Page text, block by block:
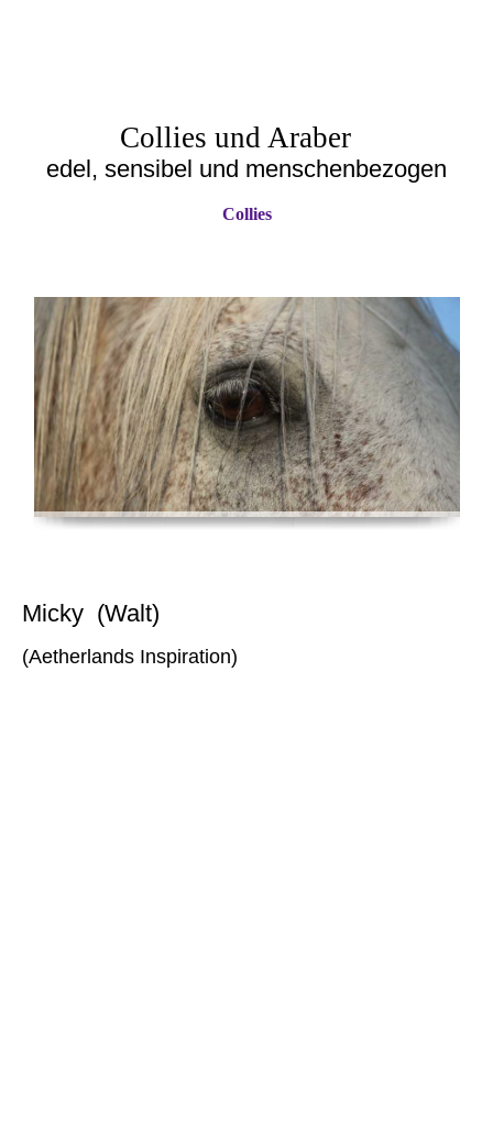
Collies und Araber
edel, sensibel und menschenbezogen
Collies
Micky (Walt)
(Aetherlands Inspiration)